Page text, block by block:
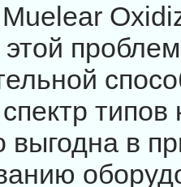
типов
выгодна в